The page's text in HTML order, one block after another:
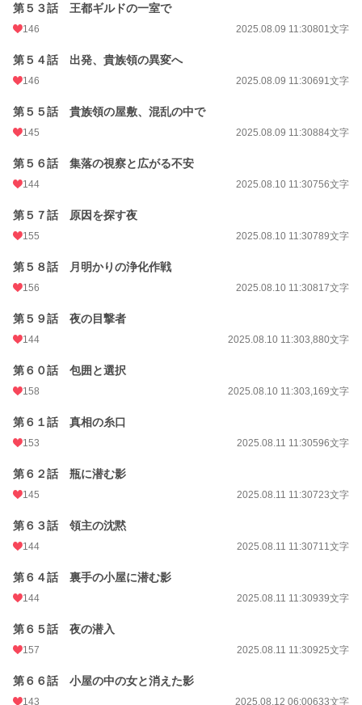
第５３話 王都ギルドの一室で
146 2025.08.09 11:30801文字
第５４話 出発、貴族領の異変へ
146 2025.08.09 11:30691文字
第５５話 貴族領の屋敷、混乱の中で
145 2025.08.09 11:30884文字
第５６話 集落の視察と広がる不安
144 2025.08.10 11:30756文字
第５７話 原因を探す夜
155 2025.08.10 11:30789文字
第５８話 月明かりの浄化作戦
156 2025.08.10 11:30817文字
第５９話 夜の目撃者
144 2025.08.10 11:303,880文字
第６０話 包囲と選択
158 2025.08.10 11:303,169文字
第６１話 真相の糸口
153 2025.08.11 11:30596文字
第６２話 瓶に潜む影
145 2025.08.11 11:30723文字
第６３話 領主の沈黙
144 2025.08.11 11:30711文字
第６４話 裏手の小屋に潜む影
144 2025.08.11 11:30939文字
第６５話 夜の潜入
157 2025.08.11 11:30925文字
第６６話 小屋の中の女と消えた影
143 2025.08.12 06:00633文字